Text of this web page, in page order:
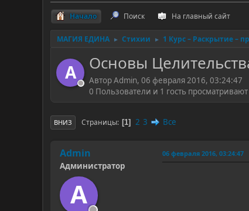
Начало Поиск На главный сайт
МАГИЯ ЕДИНА ► Стихии ► 1 Курс – Раскрытие –
A Основы
Автор Admin, 06 февраля 2016, 03:24:47
0 Пользователи и 1 гость просматривают
ВНИЗ Страницы 1 2 3 Все
Admin
Администратор
A
06 февраля 2016, 03:24:47